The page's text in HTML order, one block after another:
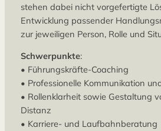
stehen dabei nicht vorgefertigte
Entwicklung passender
zur jeweiligen Person, Rolle und
Schwerpunkte:
• Führungskräfte-Coaching
• Professionelle Kommunikation
• Rollenklarheit sowie Gestaltung
Distanz
• Karriere- und Laufbahnberatung